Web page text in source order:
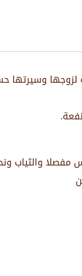
لزوجها
مفصلا والثياب